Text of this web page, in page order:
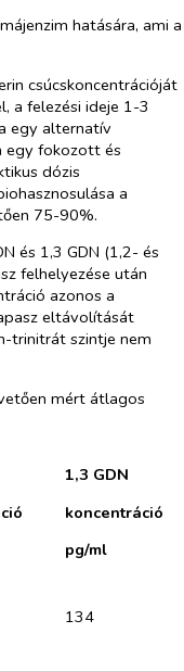
hatására, ami a
csúcskoncentrációját
a felezési ideje 1-3
egy alternatív
egy fokozott és
dózis
a
75-90%.
és 1,3 GDN (1,2- és
felhelyezése után
azonos a
eltávolítását
trinitrát szintje nem
mért átlagos
1,3 GDN
koncentráció
pg/ml
134